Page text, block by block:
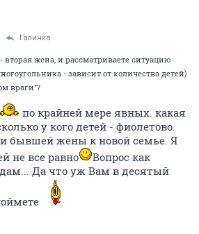
Галинка
жена, и рассматриваете ситуацию
- зависит от количества детей)
враги"?
по крайней мере явных. какая
у кого детей - фиолетово.
бывшей жены к новой семье. Я
не все равно
Вопрос как
Да что уж Вам в десятый